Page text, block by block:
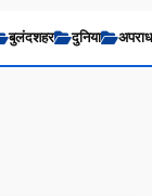
बुलंदशहर दुनिया अपराध